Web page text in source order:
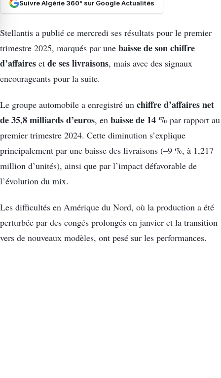
Suivre Algérie 360° sur Google Actualités
Stellantis a publié ce mercredi ses résultats pour le premier
trimestre 2025, marqués par une baisse de son chiffre
d’affaires et de ses livraisons, mais avec des signaux
encourageants pour la suite.
Le groupe automobile a enregistré un chiffre d’affaires net
de 35,8 milliards d’euros, en baisse de 14 % par rapport au
premier trimestre 2024. Cette diminution s’explique
principalement par une baisse des livraisons (–9 %, à 1,217
million d’unités), ainsi que par l’impact défavorable de
l’évolution du mix.
Les difficultés en Amérique du Nord, où la production a été
perturbée par des congés prolongés en janvier et la transition
vers de nouveaux modèles, ont pesé sur les performances.